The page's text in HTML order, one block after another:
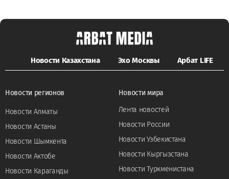
Новости Казахстана Эхо Москвы Арбат LIFE
Новости регионов
Новости Алматы
Новости Астаны
Новости Шымкента
Новости Актобе
Новости Караганды
Новости мира
Лента новостей
Новости России
Новости Узбекистана
Новости Кыргызстана
Новости Туркменистана